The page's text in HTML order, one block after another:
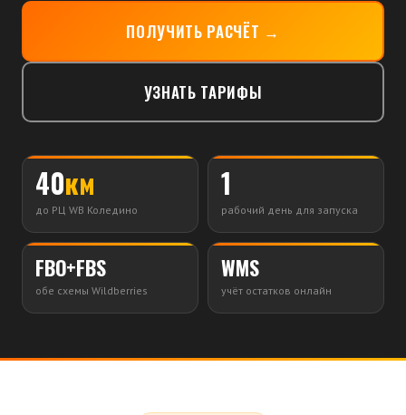
ПОЛУЧИТЬ РАСЧЁТ →
УЗНАТЬ ТАРИФЫ
40км
до РЦ WB Коледино
1
рабочий день для запуска
FBO+FBS
обе схемы Wildberries
WMS
учёт остатков онлайн